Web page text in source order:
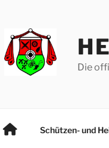
Die
S
Schützen- und